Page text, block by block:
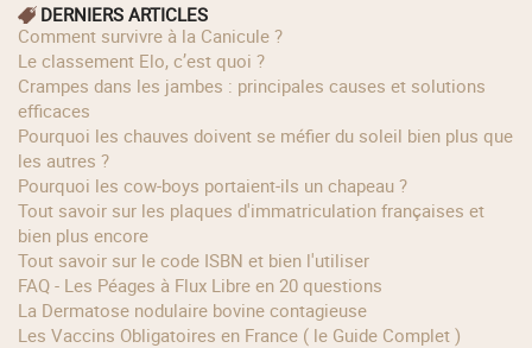
DERNIERS ARTICLES
Comment survivre à la Canicule ?
Le classement Elo, c’est quoi ?
Crampes dans les jambes : principales causes et solutions
efficaces
Pourquoi les chauves doivent se méfier du soleil bien plus que
les autres ?
Pourquoi les cow‑boys portaient‑ils un chapeau ?
Tout savoir sur les plaques d'immatriculation françaises et
bien plus encore
Tout savoir sur le code ISBN et bien l'utiliser
FAQ - Les Péages à Flux Libre en 20 questions
La Dermatose nodulaire bovine contagieuse
Les Vaccins Obligatoires en France ( le Guide Complet )